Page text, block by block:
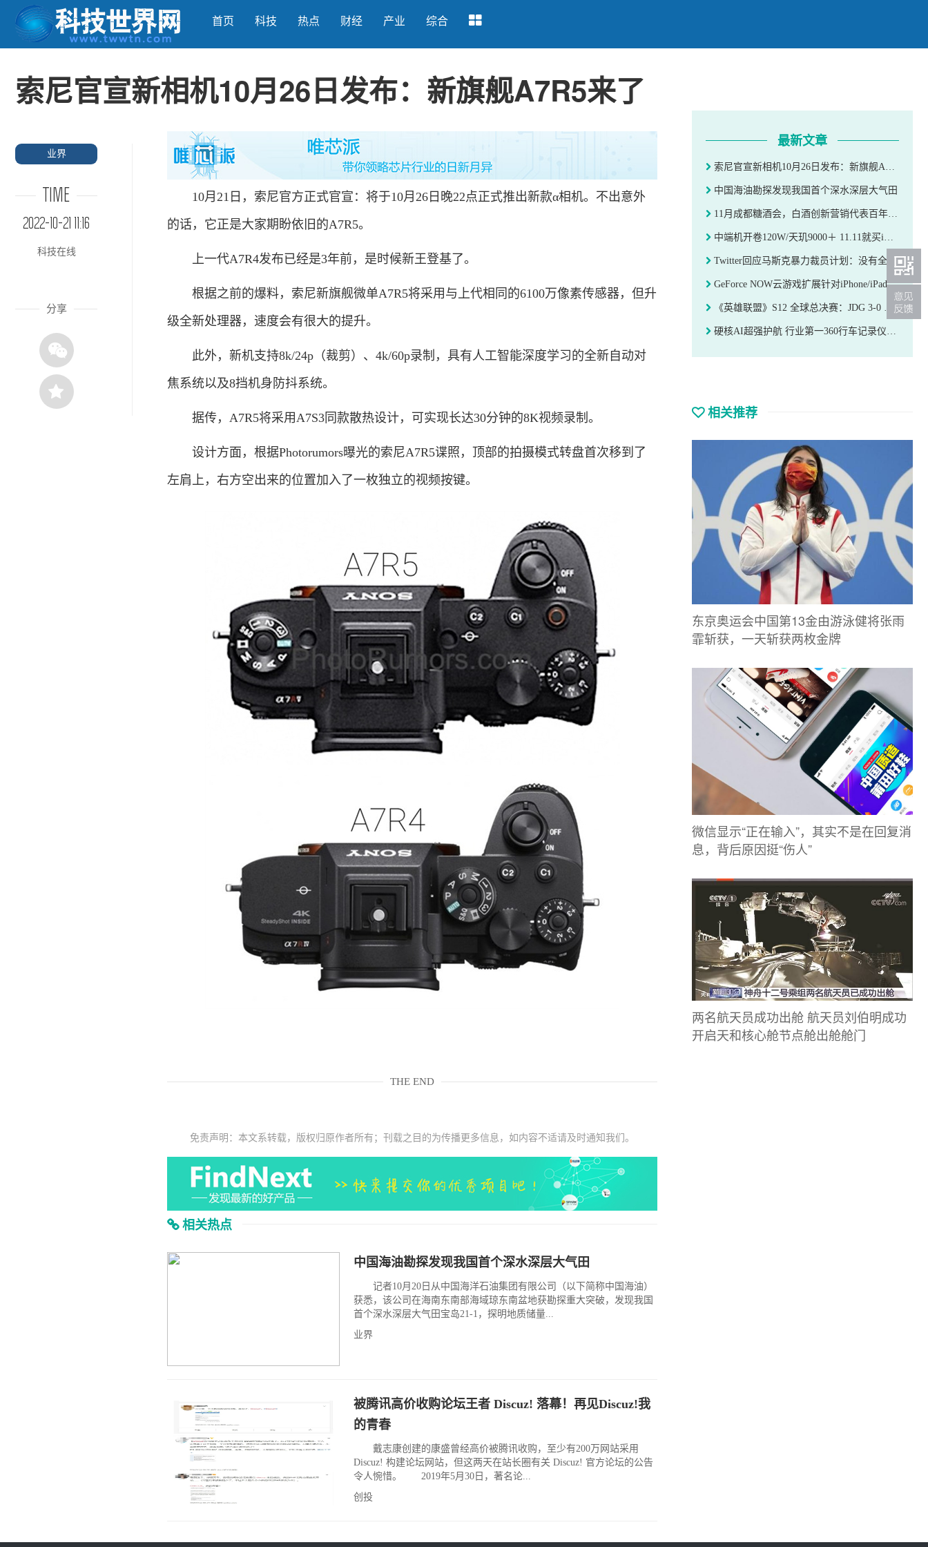
首页 科技 热点 财经 产业 综合
索尼官宣新相机10月26日发布：新旗舰A7R5来了
业界
TIME
2022-10-21 11:16
科技在线
分享
10月21日，索尼官方正式官宣：将于10月26日晚22点正式推出新款α相机。不出意外
的话，它正是大家期盼依旧的A7R5。
上一代A7R4发布已经是3年前，是时候新王登基了。
根据之前的爆料，索尼新旗舰微单A7R5将采用与上代相同的6100万像素传感器，但升
级全新处理器，速度会有很大的提升。
此外，新机支持8k/24p（裁剪）、4k/60p录制，具有人工智能深度学习的全新自动对
焦系统以及8挡机身防抖系统。
据传，A7R5将采用A7S3同款散热设计，可实现长达30分钟的8K视频录制。
设计方面，根据Photorumors曝光的索尼A7R5谍照，顶部的拍摄模式转盘首次移到了
左肩上，右方空出来的位置加入了一枚独立的视频按键。
THE END
免责声明：本文系转载，版权归原作者所有；刊载之目的为传播更多信息，如内容不适请及时通知我们。
相关热点
中国海油勘探发现我国首个深水深层大气田
记者10月20日从中国海洋石油集团有限公司（以下简称中国海油）
获悉，该公司在海南东南部海域琼东南盆地获勘探重大突破，发现我国
首个深水深层大气田宝岛21-1，探明地质储量...
业界
被腾讯高价收购论坛王者 Discuz! 落幕！再见Discuz!我
的青春
戴志康创建的康盛曾经高价被腾讯收购，至少有200万网站采用
Discuz! 构建论坛网站，但这两天在站长圈有关 Discuz! 官方论坛的公告
令人惋惜。 2019年5月30日，著名论...
创投
最新文章
索尼官宣新相机10月26日发布：新旗舰A7R5来了
中国海油勘探发现我国首个深水深层大气田
11月成都糖酒会，白酒创新营销代表百年糊涂将以首发位亮相
中端机开卷120W/天玑9000＋ 11.11就买iQOO Neo7
Twitter回应马斯克暴力裁员计划：没有全公司范围内的裁员计划
GeForce NOW云游戏扩展针对iPhone/iPad等触摸优化列表
《英雄联盟》S12 全球总决赛：JDG 3-0 横扫 RGE，晋级半决赛
硬核AI超强护航 行业第一360行车记录仪G900火热预售
相关推荐
东京奥运会中国第13金由游泳健将张雨
霏斩获，一天斩获两枚金牌
微信显示“正在输入”，其实不是在回复消
息，背后原因挺“伤人”
两名航天员成功出舱 航天员刘伯明成功
开启天和核心舱节点舱出舱舱门